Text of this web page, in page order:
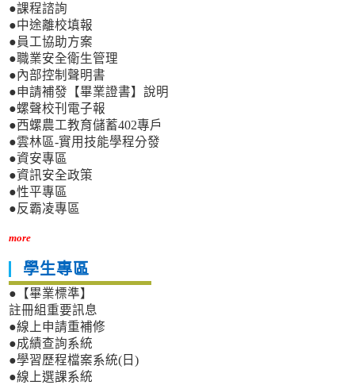
●課程諮詢
●中途離校填報
●員工協助方案
●職業安全衛生管理
●內部控制聲明書
●申請補發【畢業證書】說明
●螺聲校刊電子報
●西螺農工教育儲蓄402專戶
●雲林區-實用技能學程分發
●資安專區
●資訊安全政策
●性平專區
●反霸凌專區
more
學生專區
●【畢業標準】
註冊組重要訊息
●線上申請重補修
●成績查詢系統
●學習歷程檔案系統(日)
●線上選課系統